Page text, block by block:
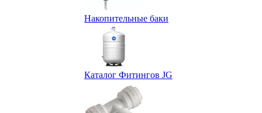
Накопительные баки
Каталог Фитингов JG